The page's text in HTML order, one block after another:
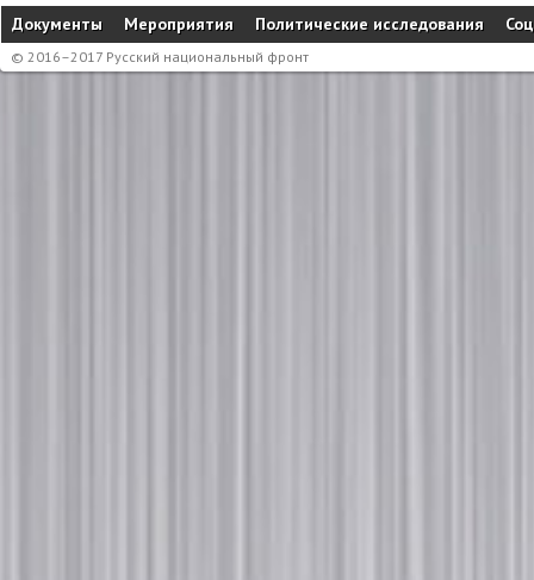
Документы Мероприятия Политические исследования
© 2016–2017 Русский национальный фронт